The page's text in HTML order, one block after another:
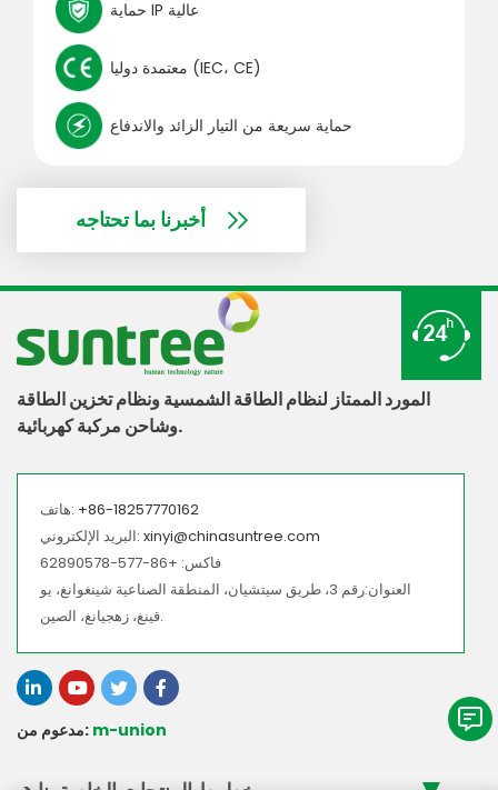
حماية IP عالية
معتمدة دوليا (IEC، CE)
حماية سريعة من التيار الزائد والاندفاع
أخبرنا بما تحتاجه
المورد الممتاز لنظام الطاقة الشمسية ونظام تخزين الطاقة
وشاحن مركبة كهربائية.
هاتف: +86-18257770162
البريد الإلكتروني: xinyi@chinasuntree.com
فاكس: +86-577-62890578
العنوان:رقم 3، طريق سيتشيان، المنطقة الصناعية شينغوانغ، يو
قينغ، زهجيانغ، الصين.
مدعوم من: m-union